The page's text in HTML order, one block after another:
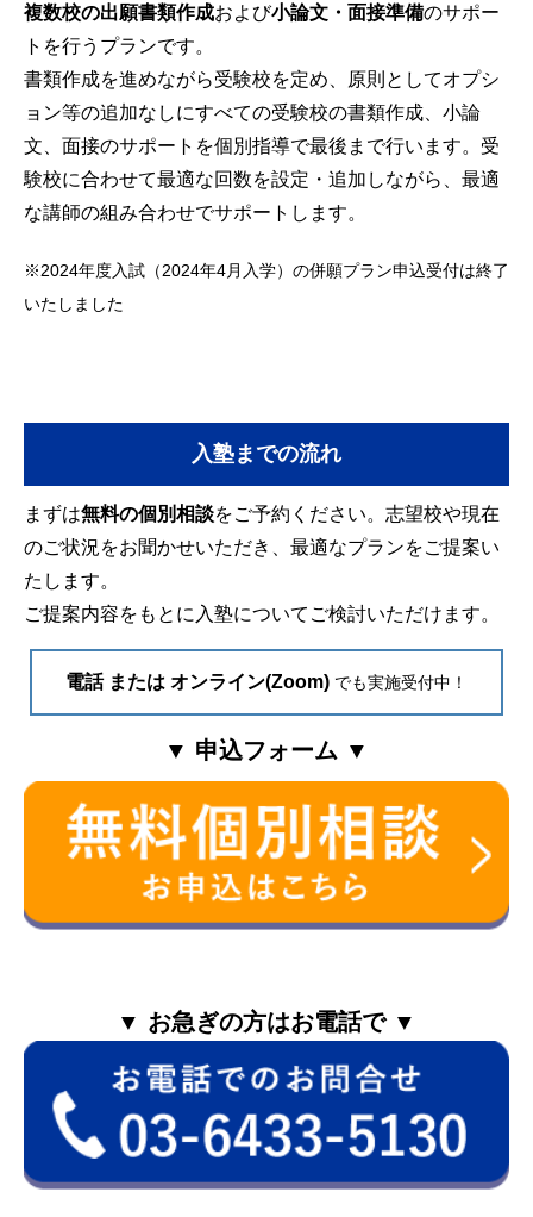
複数校の出願書類作成および小論文・面接準備のサポー
トを行うプランです。
書類作成を進めながら受験校を定め、原則としてオプシ
ョン等の追加なしにすべての受験校の書類作成、小論
文、面接のサポートを個別指導で最後まで行います。受
験校に合わせて最適な回数を設定・追加しながら、最適
な講師の組み合わせでサポートします。
※2024年度入試（2024年4月入学）の併願プラン申込受付は終了
いたしました
入塾までの流れ
まずは無料の個別相談をご予約ください。志望校や現在
のご状況をお聞かせいただき、最適なプランをご提案い
たします。
ご提案内容をもとに入塾についてご検討いただけます。
電話 または オンライン(Zoom) でも実施受付中！
▼ 申込フォーム ▼
▼ お急ぎの方はお電話で ▼